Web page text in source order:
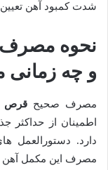
شدت کمبود آهن
نحوه مصرف
و چه
مصرف صحیحقرص
اطمینان از
دارد. دستورالعمل
مصرف این مکمل آهن